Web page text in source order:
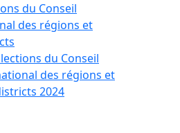
du Conseil
des régions et
du Conseil
des régions et
2024